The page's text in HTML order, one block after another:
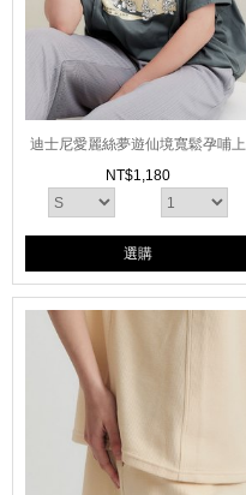
迪士尼愛麗絲夢遊仙境寬鬆孕哺上
衣
NT$1,180
選購